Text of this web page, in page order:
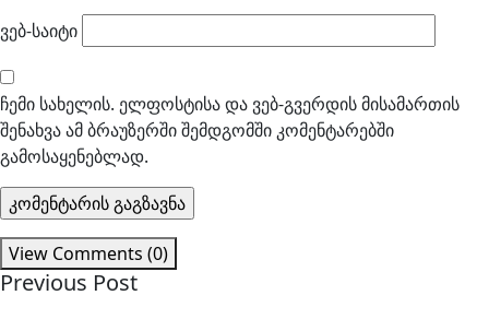
ვებ-საიტი
ჩემი სახელის. ელფოსტისა და ვებ-გვერდის მისამართის
შენახვა ამ ბრაუზერში შემდგომში კომენტარებში
გამოსაყენებლად.
View Comments (0)
Previous Post